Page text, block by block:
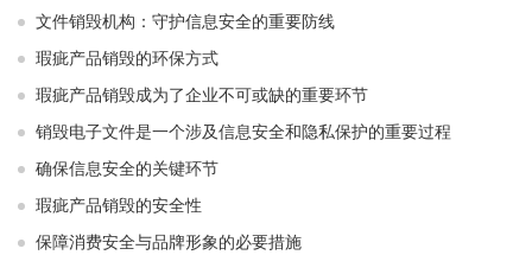
文件销毁机构：守护信息安全的重要防线
瑕疵产品销毁的环保方式
瑕疵产品销毁成为了企业不可或缺的重要环节
销毁电子文件是一个涉及信息安全和隐私保护的重要过程
确保信息安全的关键环节
瑕疵产品销毁的安全性
保障消费安全与品牌形象的必要措施